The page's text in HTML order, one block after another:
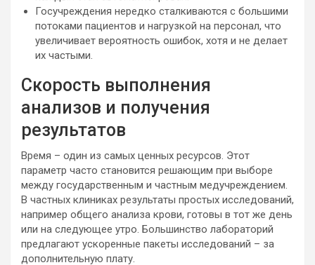
Госучреждения нередко сталкиваются с большими
потоками пациентов и нагрузкой на персонал, что
увеличивает вероятность ошибок, хотя и не делает
их частыми.
Скорость выполнения
анализов и получения
результатов
Время – один из самых ценных ресурсов. Этот
параметр часто становится решающим при выборе
между государственным и частным медучреждением.
В частных клиниках результаты простых исследований,
например общего анализа крови, готовы в тот же день
или на следующее утро. Большинство лабораторий
предлагают ускоренные пакеты исследований – за
дополнительную плату.